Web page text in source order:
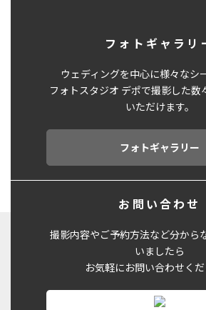
フォトギャラリ
ウェディングを中心に様々なシ
フォトスタジオ デポで撮影した数
いただけます。
フォトギャラリー
お問い合わせ
撮影内容やご予約方法など分から
いましたら
お気軽にお問い合わせくだ